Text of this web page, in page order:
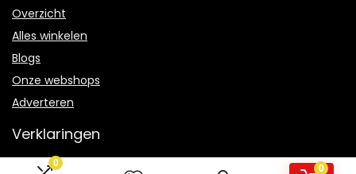
0
0
Overzicht
Alles winkelen
Blogs
Onze webshops
Adverteren
Verklaringen
Privacybeleid